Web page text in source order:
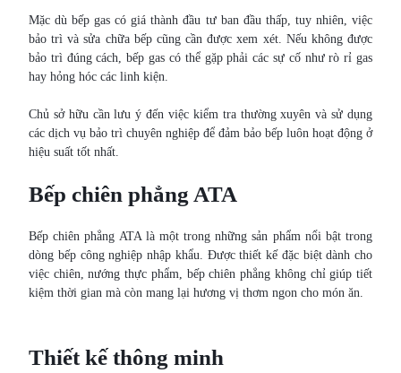
Mặc dù bếp gas có giá thành đầu tư ban đầu thấp, tuy nhiên, việc
bảo trì và sửa chữa bếp cũng cần được xem xét. Nếu không được
bảo trì đúng cách, bếp gas có thể gặp phải các sự cố như rò rỉ gas
hay hỏng hóc các linh kiện.
Chủ sở hữu cần lưu ý đến việc kiểm tra thường xuyên và sử dụng
các dịch vụ bảo trì chuyên nghiệp để đảm bảo bếp luôn hoạt động ở
hiệu suất tốt nhất.
Bếp chiên phẳng ATA
Bếp chiên phẳng ATA là một trong những sản phẩm nổi bật trong
dòng bếp công nghiệp nhập khẩu. Được thiết kế đặc biệt dành cho
việc chiên, nướng thực phẩm, bếp chiên phẳng không chỉ giúp tiết
kiệm thời gian mà còn mang lại hương vị thơm ngon cho món ăn.
Thiết kế thông minh